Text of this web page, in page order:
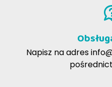
Napisz na adres